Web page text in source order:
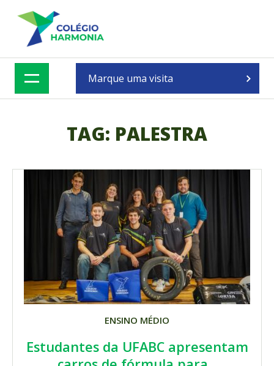
CONTENT
Marque uma visita
TAG: PALESTRA
ENSINO MÉDIO
Estudantes da UFABC apresentam